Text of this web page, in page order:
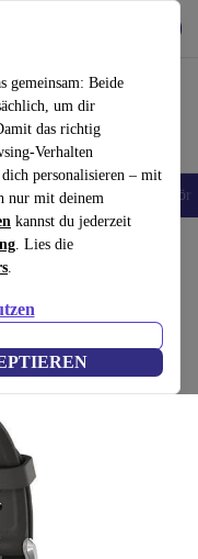
gemeinsam: Beide
um dir
das richtig
Verhalten
personalisieren – mit
nur mit deinem
kannst du jederzeit
. Lies die
.
Smartwatches Zubehör